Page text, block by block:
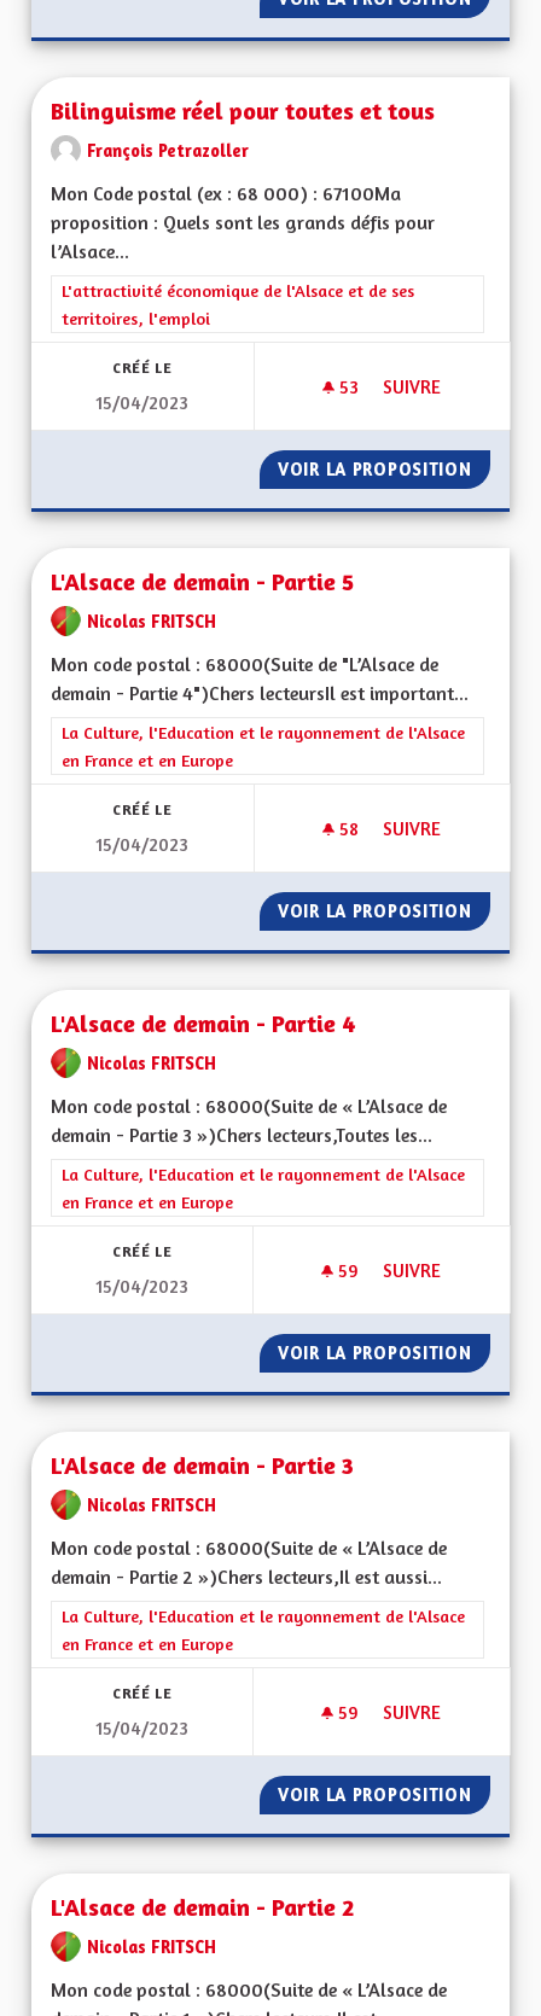
Bilinguisme réel pour toutes et tous
François Petrazoller
Mon Code postal (ex : 68 000) : 67100Ma
proposition : Quels sont les grands défis pour
l’Alsace...
Filtrer les résultats de la catégorie : L'attractivité
L'attractivité économique de l'Alsace et de ses
territoires, l'emploi
CRÉÉ LE
15/04/2023
53 53 ABONNÉS
SUIVRE
VOIR LA PROPOSITION
L'Alsace de demain - Partie 5
Nicolas FRITSCH
Mon code postal : 68000(Suite de "L’Alsace de
demain - Partie 4")Chers lecteursIl est important...
Filtrer les résultats de la catégorie : La Culture, l'Education et
La Culture, l'Education et le rayonnement de l'Alsace
en France et en Europe
CRÉÉ LE
15/04/2023
58 58 ABONNÉS
SUIVRE
VOIR LA PROPOSITION
L'Alsace de demain - Partie 4
Nicolas FRITSCH
Mon code postal : 68000(Suite de « L’Alsace de
demain - Partie 3 »)Chers lecteurs,Toutes les...
Filtrer les résultats de la catégorie : La Culture, l'Education et
La Culture, l'Education et le rayonnement de l'Alsace
en France et en Europe
CRÉÉ LE
15/04/2023
59 59 ABONNÉS
SUIVRE
VOIR LA PROPOSITION
L'Alsace de demain - Partie 3
Nicolas FRITSCH
Mon code postal : 68000(Suite de « L’Alsace de
demain - Partie 2 »)Chers lecteurs,Il est aussi...
Filtrer les résultats de la catégorie : La Culture, l'Education et
La Culture, l'Education et le rayonnement de l'Alsace
en France et en Europe
CRÉÉ LE
15/04/2023
59 59 ABONNÉS
SUIVRE
VOIR LA PROPOSITION
L'Alsace de demain - Partie 2
Nicolas FRITSCH
Mon code postal : 68000(Suite de « L’Alsace de